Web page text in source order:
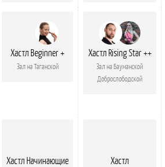
Хастл Beginner +
Зал на Таганской
Хастл Rising Star ++
Зал на Бауманской
Доброслободской
Хастл Начинающие
Хастл